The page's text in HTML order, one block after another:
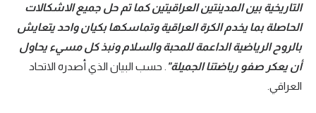
التاريخية بين المدينتين العراقيتين كما تم حل جميع الاشكالات
الحاصلة بما يخدم الكرة العراقية وتماسكها بكيان واحد يتعايش
بالروح الرياضية الداعمة للمحبة والسلام ونبذ كل مسيء يحاول
أن يعكر صفو رياضتنا الجميلة" . حسب البيان الذي أصدره الاتحاد
العراقي.